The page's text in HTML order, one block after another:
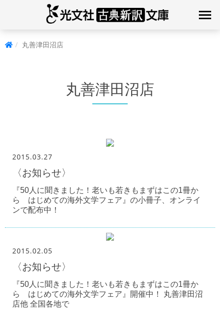
丸善津田沼店
丸善津田沼店
2015.03.27
〈お知らせ〉
『50人に聞きました！老いも若きもまずはこの1冊か
ら はじめての海外文学フェア』の小冊子、オンライ
ンで配布中！
2015.02.05
〈お知らせ〉
『50人に聞きました！老いも若きもまずはこの1冊か
ら はじめての海外文学フェア』開催中！ 丸善津田沼
店他 全国各地で